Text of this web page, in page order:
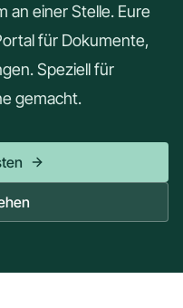
an einer Stelle. Eure
für Dokumente,
Speziell für
gemacht.